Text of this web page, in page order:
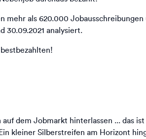
mehr als 620.000
30.09.2021 analysiert.
auf dem Jobmarkt hinterlassen ... das
kleiner Silberstreifen am Horizont